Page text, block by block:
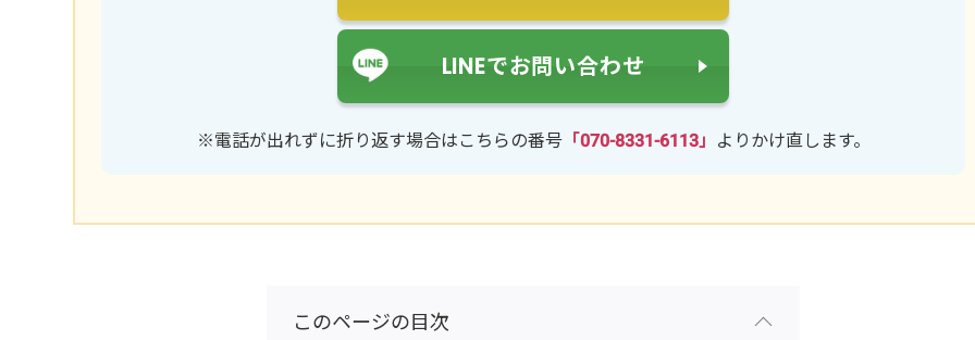
LINEでお問い合わせ
※電話が出れずに折り返す場合はこちらの番号「070-8331-6113」 よりかけ直します。
このページの目次